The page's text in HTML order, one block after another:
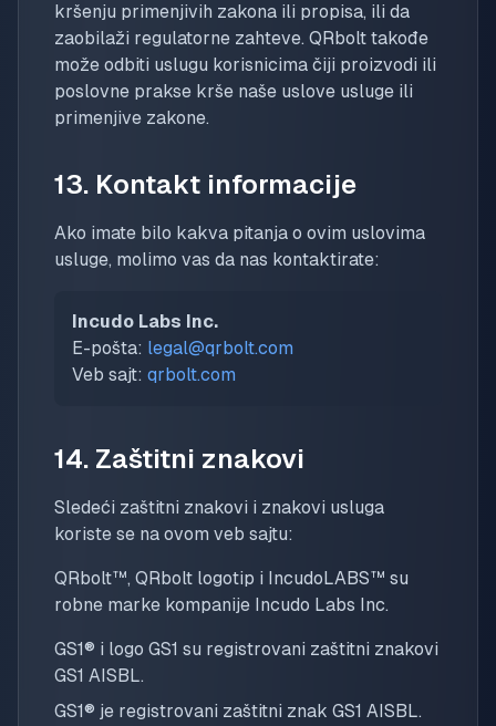
kršenju primenjivih zakona ili propisa, ili da
zaobilaži regulatorne zahteve. QRbolt takođe
može odbiti uslugu korisnicima čiji proizvodi ili
poslovne prakse krše naše uslove usluge ili
primenjive zakone.
13. Kontakt informacije
Ako imate bilo kakva pitanja o ovim uslovima
usluge, molimo vas da nas kontaktirate:
Incudo Labs Inc.
E-pošta: legal@qrbolt.com
Veb sajt: qrbolt.com
14. Zaštitni znakovi
Sledeći zaštitni znakovi i znakovi usluga
koriste se na ovom veb sajtu:
QRbolt™, QRbolt logotip i IncudoLABS™ su
robne marke kompanije Incudo Labs Inc.
GS1® i logo GS1 su registrovani zaštitni znakovi
GS1 AISBL.
GS1® je registrovani zaštitni znak GS1 AISBL.